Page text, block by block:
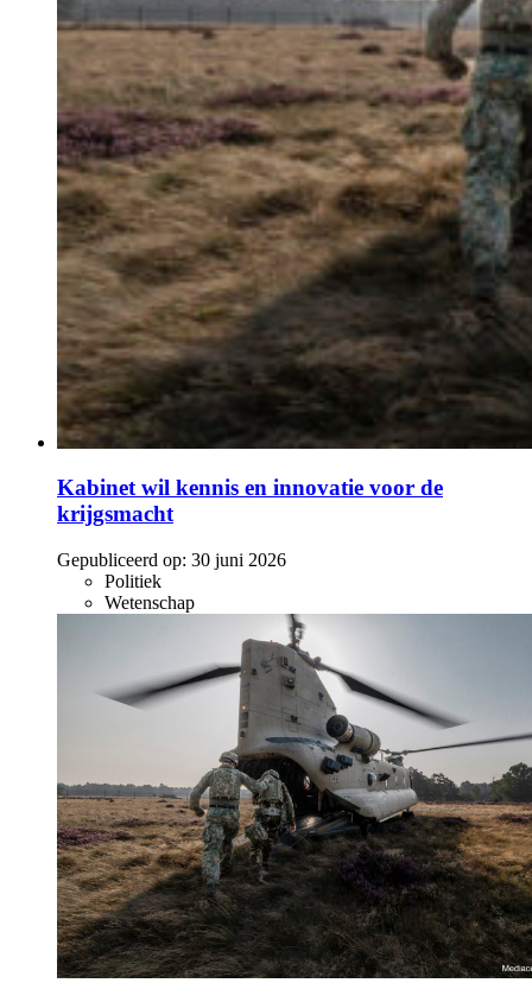
Kabinet wil kennis en innovatie voor de
krijgsmacht
Gepubliceerd op: 30 juni 2026
Politiek
Wetenschap